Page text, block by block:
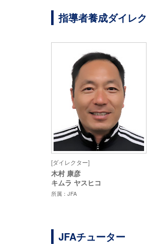
指導者養成ダイレ
[ダイレクター]
木村 康彦
キムラ ヤスヒコ
所属：JFA
JFAチューター